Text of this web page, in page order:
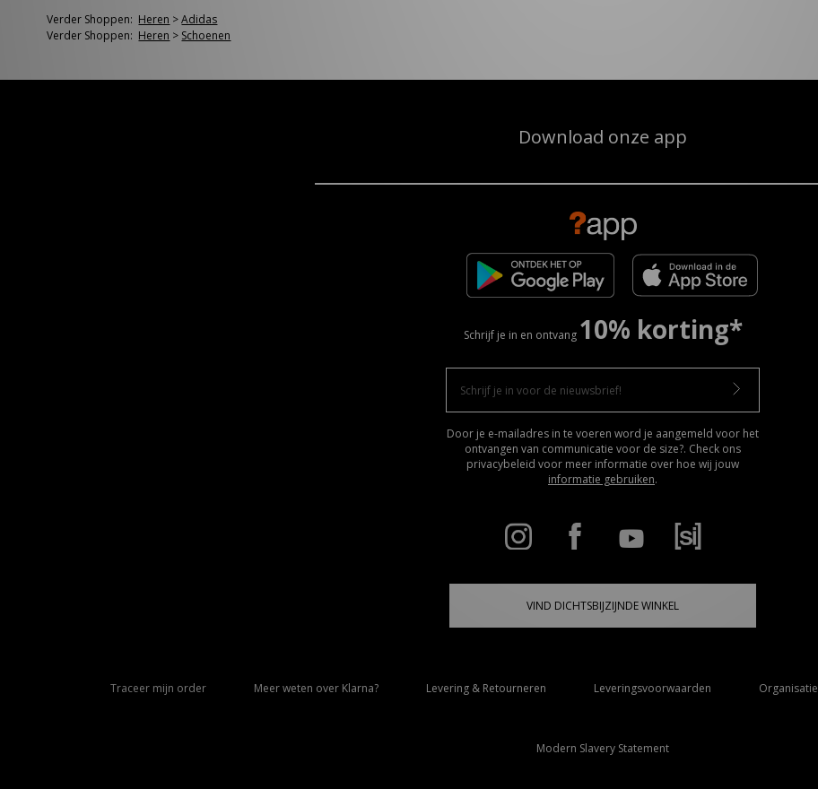
Verder Shoppen: Heren >Adidas
Verder Shoppen: Heren > Schoenen
Download onze app
Schrijf je in en ontvang 10% korting*
Door je e-mailadres in te voeren word je aangemeld voor het
ontvangen van communicatie voor de size?. Check ons
privacybeleid voor meer informatie over hoe wij jouw
informatie gebruiken.
VIND DICHTSBIJZIJNDE WINKEL
Traceer mijn order Meer weten over Klarna? Levering & Retourneren Leveringsvoorwaarden Organisatie
Modern Slavery Statement